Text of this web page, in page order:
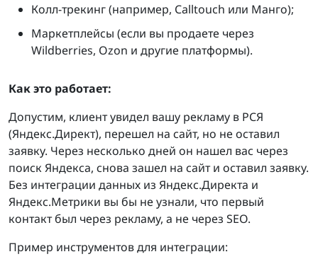
Колл-трекинг (например, Calltouch или Манго);
Маркетплейсы (если вы продаете через
Wildberries, Ozon и другие платформы).
Как это работает:
Допустим, клиент увидел вашу рекламу в РСЯ
(Яндекс.Директ), перешел на сайт, но не оставил
заявку. Через несколько дней он нашел вас через
поиск Яндекса, снова зашел на сайт и оставил заявку.
Без интеграции данных из Яндекс.Директа и
Яндекс.Метрики вы бы не узнали, что первый
контакт был через рекламу, а не через SEO.
Пример инструментов для интеграции: